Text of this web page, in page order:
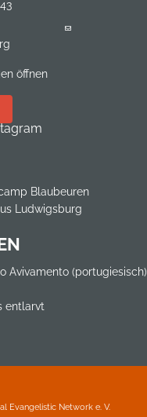
öffnen
Blaubeuren
Ludwigsburg
Avivamento (portugiesisch)
entlarvt
Evangelistic Network e. V.